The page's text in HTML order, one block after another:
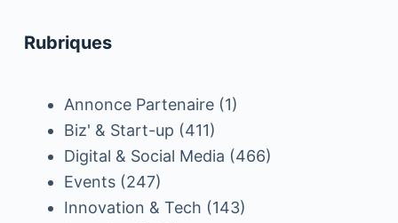
Rubriques
Annonce Partenaire(1)
Biz' & Start-up (411)
Digital & Social Media (466)
Events(247)
Innovation & Tech (143)